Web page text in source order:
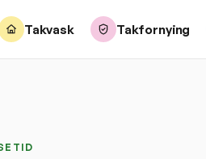
Takvask Takfornying